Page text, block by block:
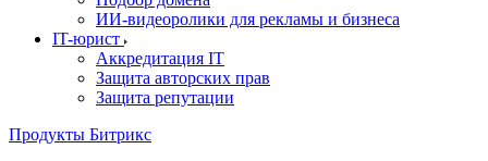
ИИ-видеоролики для рекламы и бизнеса
IT-юрист
Аккредитация IT
Защита авторских прав
Защита репутации
Продукты Битрикс